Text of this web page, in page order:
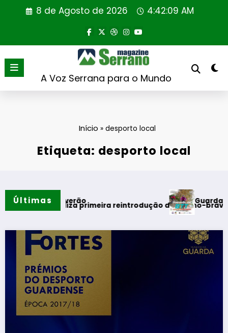
8 de Agosto de 2026 4:42:10 AM
A Voz Serrana para o Mundo
Início »desporto local
Etiqueta: desporto local
Últimas
do verão
realiza primeira reintrodução de coelho-bravo em área
Guarda desafia